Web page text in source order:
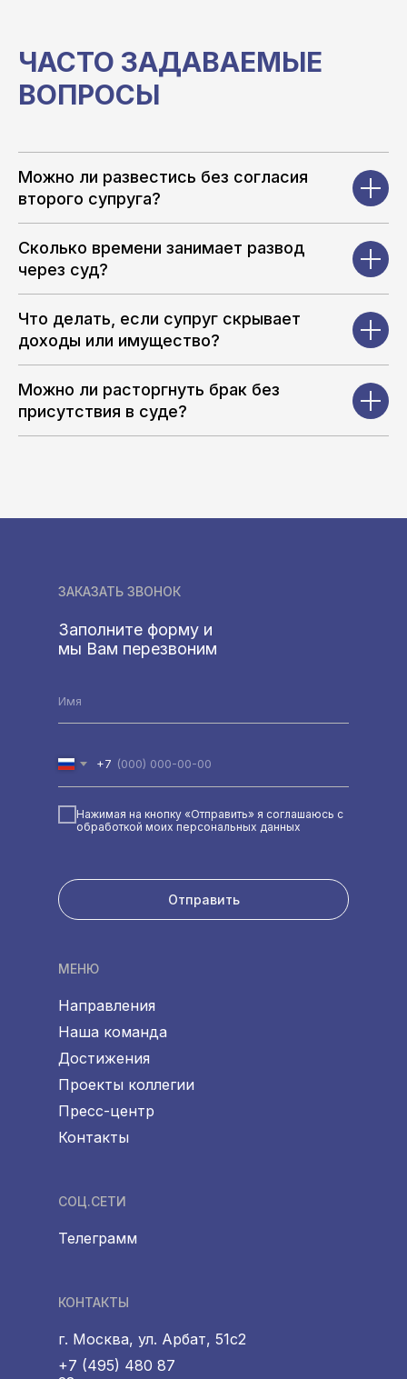
ЧАСТО ЗАДАВАЕМЫЕ
ВОПРОСЫ
Можно ли развестись без согласия
второго супруга?
Сколько времени занимает развод
через суд?
Что делать, если супруг скрывает
доходы или имущество?
Можно ли расторгнуть брак без
присутствия в суде?
КОНТАКТЫ
ЗАКАЗАТЬ ЗВОНОК
Заполните форму и
мы Вам перезвоним
+7
Нажимая на кнопку «Отправить» я соглашаюсь с
обработкой моих персональных данных
Отправить
г. Москва, ул. Арбат, 51с2
+7 (495) 480 87
Телеграмм
СОЦ.СЕТИ
Наша команда
Направления
МЕНЮ
Достижения
Проекты коллегии
Пресс-центр
Контакты